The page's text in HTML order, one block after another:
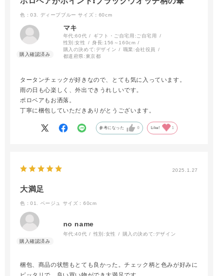
色：03. ディープブルー サイズ：60cm
マキ
年代:60代 ギフト・ご自宅用: ご自宅用
性別:女性 身長: 156～160cm
購入の決めて: デザイン 職業:会社役員
都道府県:東京都
タータンチェックが好きなので、とても気に入っています。
雨の日も心楽しく、外出できうれしいです。
ポロベアもお洒落。
丁寧に梱包していただきありがとうございます。
参考になった 0 Like! 1
2025.1.27
大満足
色：01. ベージュ サイズ：60cm
no name
年代:40代 性別:女性 購入の決めて: デザイン
梱包、商品の状態もとても良かった。チェック柄と色みが好みに